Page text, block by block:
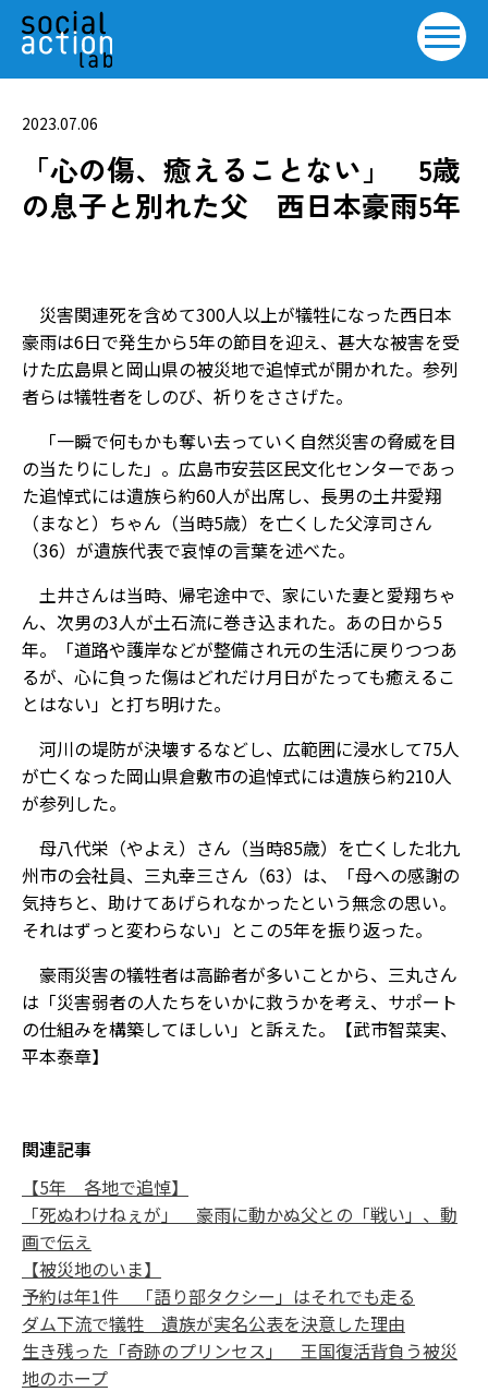
2023.07.06
「心の傷、癒えることない」 5歳
の息子と別れた父 西日本豪雨5年
災害関連死を含めて300人以上が犠牲になった西日本
豪雨は6日で発生から5年の節目を迎え、甚大な被害を受
けた広島県と岡山県の被災地で追悼式が開かれた。参列
者らは犠牲者をしのび、祈りをささげた。
「一瞬で何もかも奪い去っていく自然災害の脅威を目
の当たりにした」。広島市安芸区民文化センターであっ
た追悼式には遺族ら約60人が出席し、長男の土井愛翔
（まなと）ちゃん（当時5歳）を亡くした父淳司さん
（36）が遺族代表で哀悼の言葉を述べた。
土井さんは当時、帰宅途中で、家にいた妻と愛翔ちゃ
ん、次男の3人が土石流に巻き込まれた。あの日から5
年。「道路や護岸などが整備され元の生活に戻りつつあ
るが、心に負った傷はどれだけ月日がたっても癒えるこ
とはない」と打ち明けた。
河川の堤防が決壊するなどし、広範囲に浸水して75人
が亡くなった岡山県倉敷市の追悼式には遺族ら約210人
が参列した。
母八代栄（やよえ）さん（当時85歳）を亡くした北九
州市の会社員、三丸幸三さん（63）は、「母への感謝の
気持ちと、助けてあげられなかったという無念の思い。
それはずっと変わらない」とこの5年を振り返った。
豪雨災害の犠牲者は高齢者が多いことから、三丸さん
は「災害弱者の人たちをいかに救うかを考え、サポート
の仕組みを構築してほしい」と訴えた。【武市智菜実、
平本泰章】
関連記事
【5年 各地で追悼】
「死ぬわけねぇが」 豪雨に動かぬ父との「戦い」、動
画で伝え
【被災地のいま】
予約は年1件 「語り部タクシー」はそれでも走る
ダム下流で犠牲 遺族が実名公表を決意した理由
生き残った「奇跡のプリンセス」 王国復活背負う被災
地のホープ